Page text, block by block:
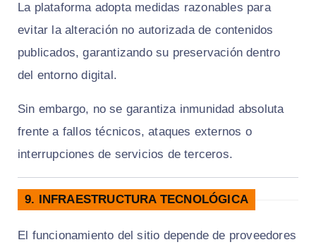
La plataforma adopta medidas razonables para
evitar la alteración no autorizada de contenidos
publicados, garantizando su preservación dentro
del entorno digital.
Sin embargo, no se garantiza inmunidad absoluta
frente a fallos técnicos, ataques externos o
interrupciones de servicios de terceros.
9. INFRAESTRUCTURA TECNOLÓGICA
El funcionamiento del sitio depende de proveedores